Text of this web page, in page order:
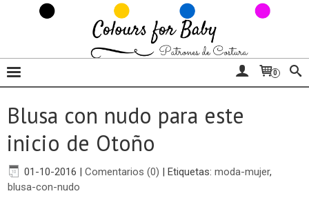
0
Blusa con nudo para este
inicio de Otoño
01-10-2016 | Comentarios (0) | Etiquetas: moda-mujer,
blusa-con-nudo